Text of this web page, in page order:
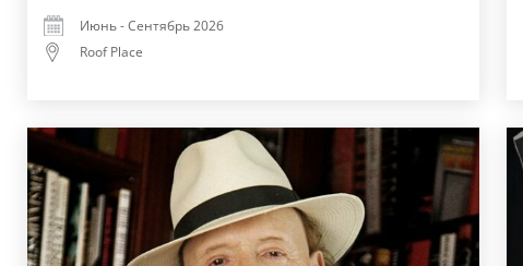
Июнь - Сентябрь 2026
Roof Place